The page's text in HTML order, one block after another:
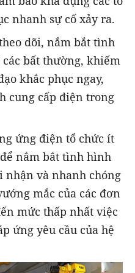
nhanh sự cố xảy ra.
dõi, nắm bắt tình
bất thường, khiếm
khắc phục ngay,
cung cấp điện trong
ứng điện tổ chức ít
nắm bắt tình hình
nhận và nhanh chóng
mắc của các đơn
mức thấp nhất việc
ứng yêu cầu của hệ